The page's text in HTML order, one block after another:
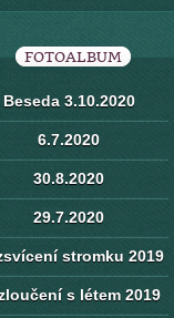
FOTOALBUM
Beseda 3.10.2020
6.7.2020
30.8.2020
29.7.2020
stromku 2019
s létem 2019